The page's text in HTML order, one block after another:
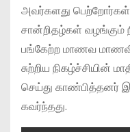
அவர்களது பெற்றோர்கள்
சான்றிதழ்கள் வழங்கும்
பங்கேற்ற மாணவ
சுற்றிய நிகழ்ச்சியின்
செய்து காண்பித்தனர்
கவர்ந்தது.